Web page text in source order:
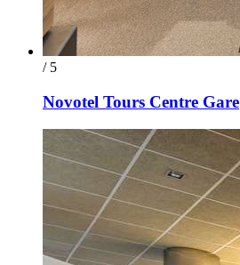
/ 5
Novotel Tours Centre Gare